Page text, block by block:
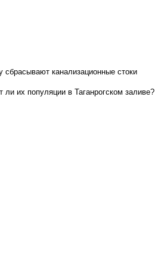
канализационные стоки
их популяции в Таганрогском заливе?